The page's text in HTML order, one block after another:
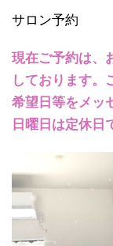
サロン予約
現在ご予約は、
しております。
希望日等をメッ
日曜日は定休日